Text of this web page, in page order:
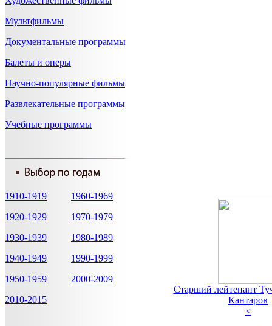
Мультфильмы
Документальные программы
Балеты и оперы
Научно-популярные фильмы
Развлекательные программы
Учебные программы
1910-1919
1960-1969
1920-1929
1970-1979
1930-1939
1980-1989
1940-1949
1990-1999
1950-1959
2000-2009
2010-2015
Старший лейтенант
Кантаров
<